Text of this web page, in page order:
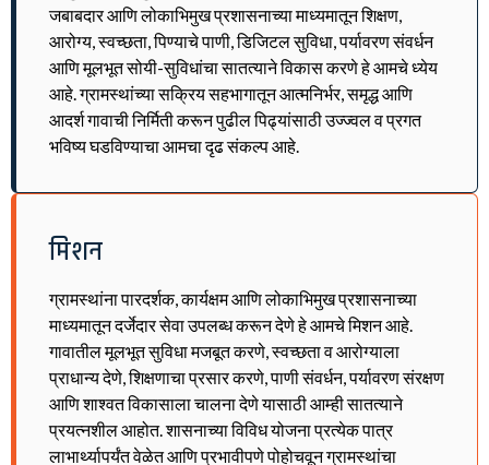
जबाबदार आणि लोकाभिमुख प्रशासनाच्या माध्यमातून शिक्षण,
आरोग्य, स्वच्छता, पिण्याचे पाणी, डिजिटल सुविधा, पर्यावरण संवर्धन
आणि मूलभूत सोयी-सुविधांचा सातत्याने विकास करणे हे आमचे ध्येय
आहे. ग्रामस्थांच्या सक्रिय सहभागातून आत्मनिर्भर, समृद्ध आणि
आदर्श गावाची निर्मिती करून पुढील पिढ्यांसाठी उज्ज्वल व प्रगत
भविष्य घडविण्याचा आमचा दृढ संकल्प आहे.
मिशन
ग्रामस्थांना पारदर्शक, कार्यक्षम आणि लोकाभिमुख प्रशासनाच्या
माध्यमातून दर्जेदार सेवा उपलब्ध करून देणे हे आमचे मिशन आहे.
गावातील मूलभूत सुविधा मजबूत करणे, स्वच्छता व आरोग्याला
प्राधान्य देणे, शिक्षणाचा प्रसार करणे, पाणी संवर्धन, पर्यावरण संरक्षण
आणि शाश्वत विकासाला चालना देणे यासाठी आम्ही सातत्याने
प्रयत्नशील आहोत. शासनाच्या विविध योजना प्रत्येक पात्र
लाभार्थ्यापर्यंत वेळेत आणि प्रभावीपणे पोहोचवून ग्रामस्थांचा